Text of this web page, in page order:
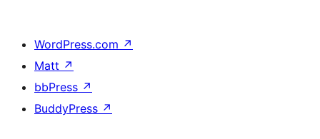
WordPress.com ↗
Matt ↗
bbPress ↗
BuddyPress ↗